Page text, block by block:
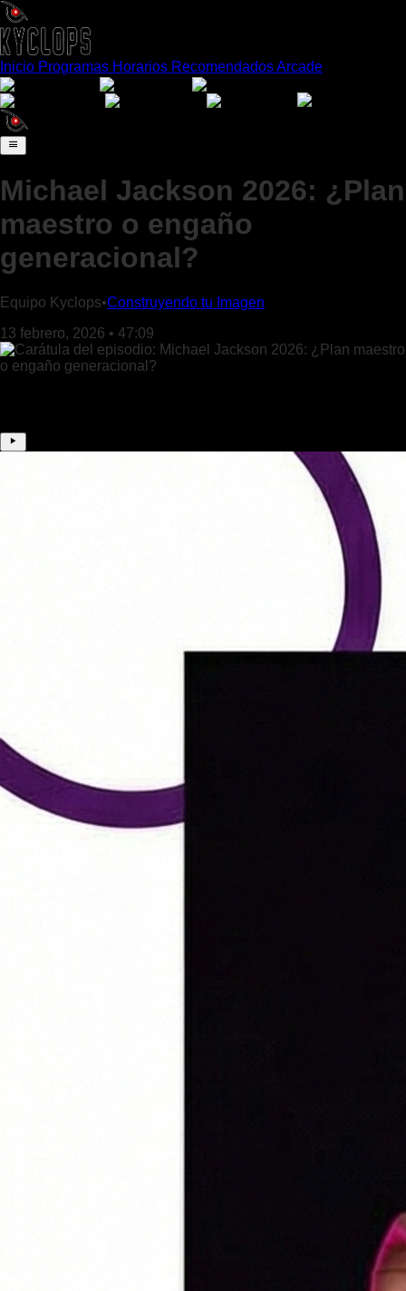
Inicio Programas Horarios RecomendadosArcade
Michael Jackson 2026: ¿Plan
maestro o engaño
generacional?
Equipo Kyclops•Construyendo tu Imagen
13 febrero, 2026 • 47:09